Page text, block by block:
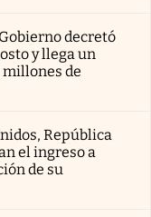
decretó
y llega un
de
República
el ingreso a
de su